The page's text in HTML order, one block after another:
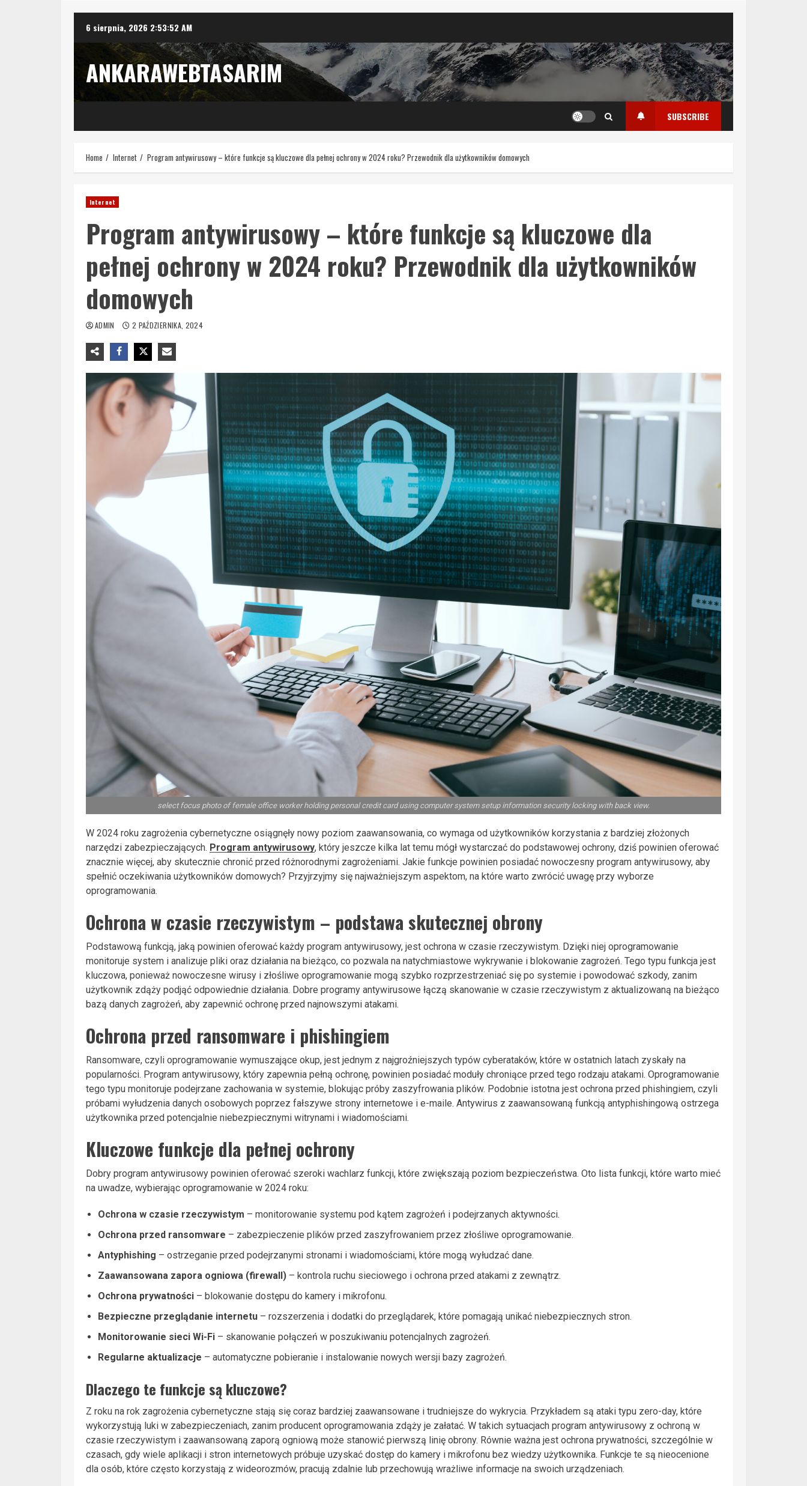
6 sierpnia, 2026 2:53:53 AM
ANKARAWEBTASARIM
SUBSCRIBE
Home Internet Program antywirusowy – które funkcje są kluczowe dla pełnej ochrony w 2024 roku? Przewodnik dla użytkowników domowych
Internet
Program antywirusowy – które funkcje są kluczowe dla
pełnej ochrony w 2024 roku? Przewodnik dla użytkowników
domowych
ADMIN 2 PAŹDZIERNIKA, 2024
select focus photo of female office worker holding personal credit card using computer system setup information security locking with back view.
W 2024 roku zagrożenia cybernetyczne osiągnęły nowy poziom zaawansowania, co wymaga od użytkowników korzystania z bardziej złożonych
narzędzi zabezpieczających. Program antywirusowy, który jeszcze kilka lat temu mógł wystarczać do podstawowej ochrony, dziś powinien oferować
znacznie więcej, aby skutecznie chronić przed różnorodnymi zagrożeniami. Jakie funkcje powinien posiadać nowoczesny program antywirusowy, aby
spełnić oczekiwania użytkowników domowych? Przyjrzyjmy się najważniejszym aspektom, na które warto zwrócić uwagę przy wyborze
oprogramowania.
Ochrona w czasie rzeczywistym – podstawa skutecznej obrony
Podstawową funkcją, jaką powinien oferować każdy program antywirusowy, jest ochrona w czasie rzeczywistym. Dzięki niej oprogramowanie
monitoruje system i analizuje pliki oraz działania na bieżąco, co pozwala na natychmiastowe wykrywanie i blokowanie zagrożeń. Tego typu funkcja jest
kluczowa, ponieważ nowoczesne wirusy i złośliwe oprogramowanie mogą szybko rozprzestrzeniać się po systemie i powodować szkody, zanim
użytkownik zdąży podjąć odpowiednie działania. Dobre programy antywirusowe łączą skanowanie w czasie rzeczywistym z aktualizowaną na bieżąco
bazą danych zagrożeń, aby zapewnić ochronę przed najnowszymi atakami.
Ochrona przed ransomware i phishingiem
Ransomware, czyli oprogramowanie wymuszające okup, jest jednym z najgroźniejszych typów cyberataków, które w ostatnich latach zyskały na
popularności. Program antywirusowy, który zapewnia pełną ochronę, powinien posiadać moduły chroniące przed tego rodzaju atakami. Oprogramowanie
tego typu monitoruje podejrzane zachowania w systemie, blokując próby zaszyfrowania plików. Podobnie istotna jest ochrona przed phishingiem, czyli
próbami wyłudzenia danych osobowych poprzez fałszywe strony internetowe i e-maile. Antywirus z zaawansowaną funkcją antyphishingową ostrzega
użytkownika przed potencjalnie niebezpiecznymi witrynami i wiadomościami.
Kluczowe funkcje dla pełnej ochrony
Dobry program antywirusowy powinien oferować szeroki wachlarz funkcji, które zwiększają poziom bezpieczeństwa. Oto lista funkcji, które warto mieć
na uwadze, wybierając oprogramowanie w 2024 roku:
Ochrona w czasie rzeczywistym – monitorowanie systemu pod kątem zagrożeń i podejrzanych aktywności.
Ochrona przed ransomware – zabezpieczenie plików przed zaszyfrowaniem przez złośliwe oprogramowanie.
Antyphishing – ostrzeganie przed podejrzanymi stronami i wiadomościami, które mogą wyłudzać dane.
Zaawansowana zapora ogniowa (firewall) – kontrola ruchu sieciowego i ochrona przed atakami z zewnątrz.
Ochrona prywatności – blokowanie dostępu do kamery i mikrofonu.
Bezpieczne przeglądanie internetu – rozszerzenia i dodatki do przeglądarek, które pomagają unikać niebezpiecznych stron.
Monitorowanie sieci Wi-Fi – skanowanie połączeń w poszukiwaniu potencjalnych zagrożeń.
Regularne aktualizacje – automatyczne pobieranie i instalowanie nowych wersji bazy zagrożeń.
Dlaczego te funkcje są kluczowe?
Z roku na rok zagrożenia cybernetyczne stają się coraz bardziej zaawansowane i trudniejsze do wykrycia. Przykładem są ataki typu zero-day, które
wykorzystują luki w zabezpieczeniach, zanim producent oprogramowania zdąży je załatać. W takich sytuacjach program antywirusowy z ochroną w
czasie rzeczywistym i zaawansowaną zaporą ogniową może stanowić pierwszą linię obrony. Równie ważna jest ochrona prywatności, szczególnie w
czasach, gdy wiele aplikacji i stron internetowych próbuje uzyskać dostęp do kamery i mikrofonu bez wiedzy użytkownika. Funkcje te są nieocenione
dla osób, które często korzystają z wideorozmów, pracują zdalnie lub przechowują wrażliwe informacje na swoich urządzeniach.